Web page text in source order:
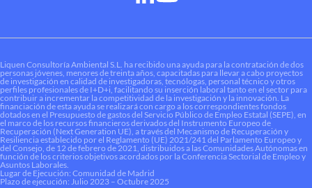
Liquen Consultoría Ambiental S.L. ha recibido una ayuda para la contratación de dos
personas jóvenes, menores de treinta años, capacitadas para llevar a cabo proyectos
de investigación en calidad de investigadoras, tecnólogas, personal técnico y otros
perfiles profesionales de I+D+i, facilitando su inserción laboral tanto en el sector para
contribuir a incrementar la competitividad de la investigación y la innovación. La
financiación de esta ayuda se realizará con cargo a los correspondientes fondos
dotados en el Presupuesto de gastos del Servicio Público de Empleo Estatal (SEPE), en
el marco de los recursos financieros derivados del Instrumento Europeo de
Recuperación (Next Generation UE), a través del Mecanismo de Recuperación y
Resiliencia establecido por el Reglamento (UE) 2021/241 del Parlamento Europeo y
del Consejo, de 12 de febrero de 2021, distribuidos a las Comunidades Autónomas en
función de los criterios objetivos acordados por la Conferencia Sectorial de Empleo y
Asuntos Laborales.
Lugar de Ejecución: Comunidad de Madrid
Plazo de ejecución: Julio 2023 – Octubre 2025